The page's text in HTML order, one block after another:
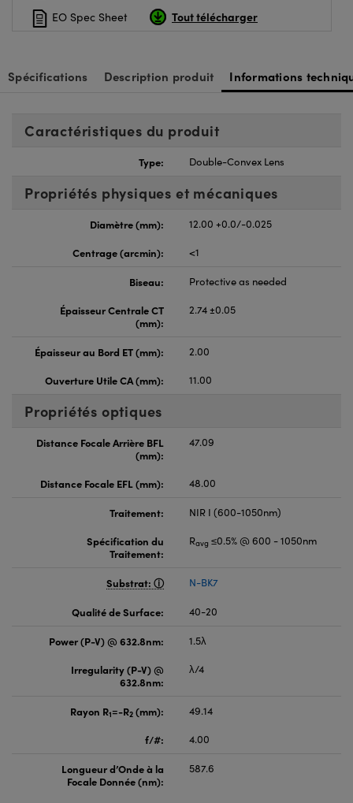
EO Spec Sheet
Tout télécharger
Spécifications Description produit Informations
Caractéristiques du produit
Type: Double-Convex Lens
Propriétés physiques et mécaniques
Diamètre (mm):
12.00 +0.0/-0.025
Centrage (arcmin):
<1
Biseau:
Protective as needed
Épaisseur Centrale CT
(mm):
2.74 ±0.05
Épaisseur au Bord ET (mm):
2.00
Ouverture Utile CA (mm):
11.00
Propriétés optiques
Distance Focale Arrière BFL
(mm):
47.09
Distance Focale EFL (mm): 48.00
Traitement:
NIR I (600-1050nm)
Spécification du
Traitement:
Ravg ≤0.5% @ 600 - 1050nm
Substrat: N-BK7
Qualité de Surface: 40-20
Power (P-V) @ 632.8nm:
1.5λ
Irregularity (P-V) @
632.8nm:
λ/4
Rayon R1=-R2 (mm):
49.14
f/#:
4.00
Longueur d’Onde à la
Focale Donnée (nm):
587.6